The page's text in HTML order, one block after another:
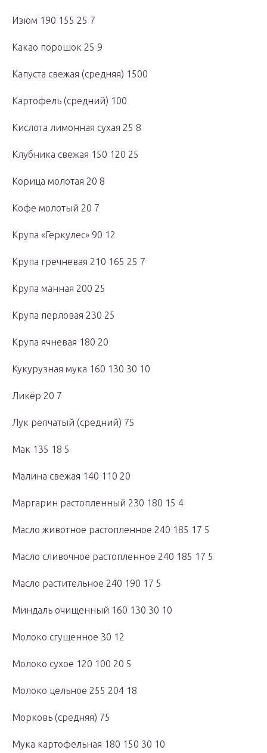
Изюм 190 155 25 7
Какао порошок 25 9
Капуста свежая (средняя) 1500
Картофель (средний) 100
Кислота лимонная сухая 25 8
Клубника свежая 150 120 25
Корица молотая 20 8
Кофе молотый 20 7
Крупа «Геркулес» 90 12
Крупа гречневая 210 165 25 7
Крупа манная 200 25
Крупа перловая 230 25
Крупа ячневая 180 20
Кукурузная мука 160 130 30 10
Ликёр 20 7
Лук репчатый (средний) 75
Мак 135 18 5
Малина свежая 140 110 20
Маргарин растопленный 230 180 15 4
Масло животное растопленное 240 185 17 5
Масло сливочное растопленное 240 185 17 5
Масло растительное 240 190 17 5
Миндаль очищенный 160 130 30 10
Молоко сгущенное 30 12
Молоко сухое 120 100 20 5
Молоко цельное 255 204 18
Морковь (средняя) 75
Мука картофельная 180 150 30 10